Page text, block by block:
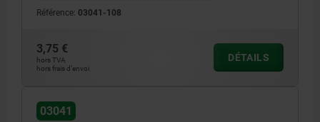
Référence: 03041-108
3,75 €
hors TVA
hors frais d’envoi
DÉTAILS
03041